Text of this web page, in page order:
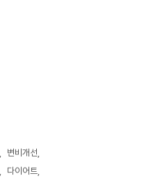
변비개선
다이어트